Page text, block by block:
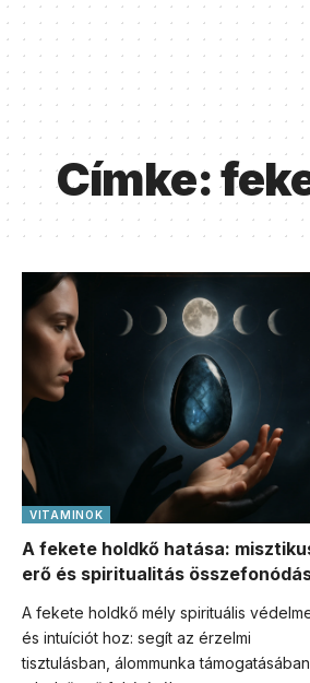
Címke:
VITAMINOK
A fekete holdkő hatása:
erő és spiritualitás
A fekete holdkő mély spirituális
és intuíciót hoz: segít az érzelmi
tisztulásban, álommunka